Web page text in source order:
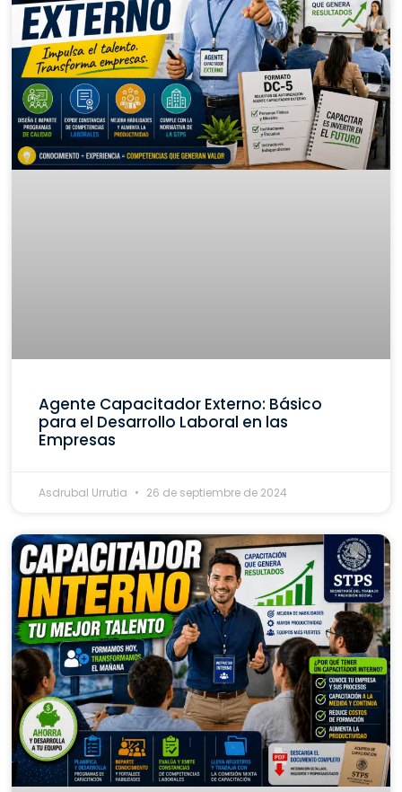
Agente Capacitador Externo: Básico
para el Desarrollo Laboral en las
Empresas
Asdrubal Urrutia 26 de septiembre de 2024